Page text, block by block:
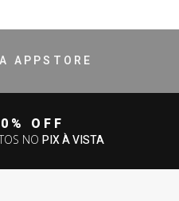
APPSTORE
OFF
NO PIX À VISTA